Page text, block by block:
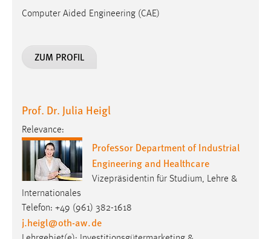
Computer Aided Engineering (CAE)
ZUM PROFIL
Prof. Dr. Julia Heigl
Relevance:
Professor Department of Industrial
Engineering and Healthcare
Vizepräsidentin für Studium, Lehre &
Internationales
Telefon: +49 (961) 382-1618
j.heigl@oth-aw.de